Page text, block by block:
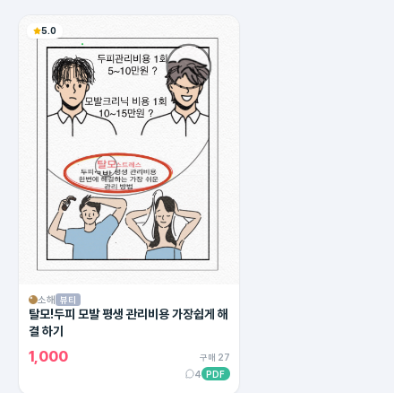
5.0
소해 뷰티
탈모!두피 모발 평생 관리비용 가장쉽게 해
결 하기
1,000
구매 27
4 PDF